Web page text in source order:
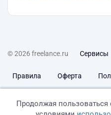
© 2026 freelance.ru Сервисы
Правила Оферта
Продолжая пользоваться